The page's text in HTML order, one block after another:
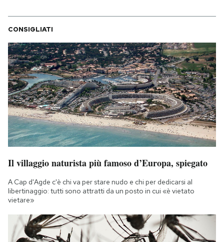
CONSIGLIATI
Il villaggio naturista più famoso d’Europa, spiegato
A Cap d'Agde c'è chi va per stare nudo e chi per dedicarsi al
libertinaggio: tutti sono attratti da un posto in cui «è vietato
vietare»